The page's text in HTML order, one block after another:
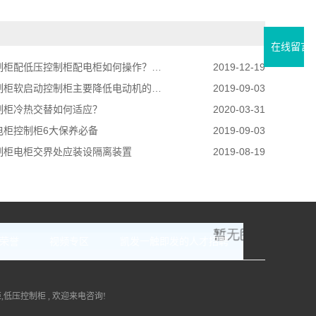
低压控制柜配电柜如何操作？电柜如何操作？
2019-12-19
软启动控制柜主要降低电动机的起动电流
2019-09-03
冷热交替如何适应？
2020-03-31
柜控制柜6大保养必备
2019-09-03
柜电柜交界处应装设隔离装置 2019-08-19
凯发一触即发的人才招聘
,低压控制柜 , 欢迎来电咨询!
在线留言